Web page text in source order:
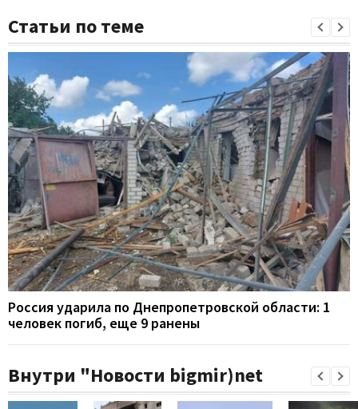
Статьи по теме
Россия ударила по Днепропетровской области: 1
человек погиб, еще 9 ранены
Внутри "Новости bigmir)net